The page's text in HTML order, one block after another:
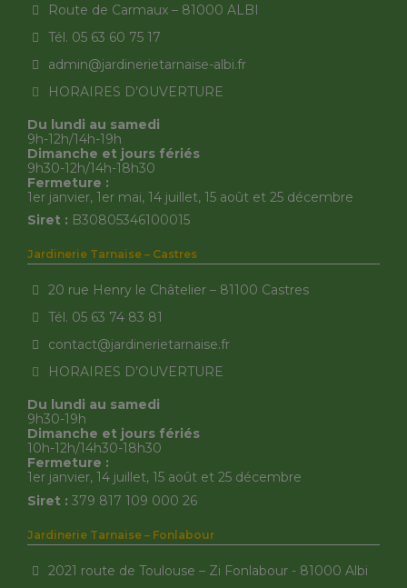
Route de Carmaux – 81000 ALBI
Tél. 05 63 60 75 17
admin@jardinerietarnaise-albi.fr
HORAIRES D’OUVERTURE
Du lundi au samedi
9h-12h/14h-19h
Dimanche et jours fériés
9h30-12h/14h-18h30
Fermeture :
1er janvier, 1er mai, 14 juillet, 15 août et 25 décembre
Siret : B30805346100015
Jardinerie Tarnaise – Castres
20 rue Henry le Châtelier – 81100 Castres
Tél. 05 63 74 83 81
contact@jardinerietarnaise.fr
HORAIRES D’OUVERTURE
Du lundi au samedi
9h30-19h
Dimanche et jours fériés
10h-12h/14h30-18h30
Fermeture :
1er janvier, 14 juillet, 15 août et 25 décembre
Siret : 379 817 109 000 26
Jardinerie Tarnaise – Fonlabour
2021 route de Toulouse – Zi Fonlabour - 81000 Albi